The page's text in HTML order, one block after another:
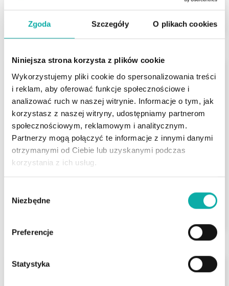
Zgoda Szczegóły O plikach cookies
Niniejsza strona korzysta z plików cookie
Wykorzystujemy pliki cookie do spersonalizowania treści
i reklam, aby oferować funkcje społecznościowe i
analizować ruch w naszej witrynie. Informacje o tym, jak
korzystasz z naszej witryny, udostępniamy partnerom
społecznościowym, reklamowym i analitycznym.
Partnerzy mogą połączyć te informacje z innymi danymi
otrzymanymi od Ciebie lub uzyskanymi podczas
korzystania z ich usług.
zgody
Niezbędne
Preferencje
Statystyka
170 000 PLN
37,73 PLN/m
ZOBACZ
Sztabinki
Widokowa działka z linią brzegową jeziora.
Wyjątkowa działka 75m linii brzegowej –
Sztabinki, gm. Sejny Sztabinki, gmina Sejny –
serce dzikiej SuwalszczyznaNa sprzedaż
unikatowa nieru…
Powierzchnia
10 235 m2
1 700 000 PLN ZOBACZ
Ogrodniczki